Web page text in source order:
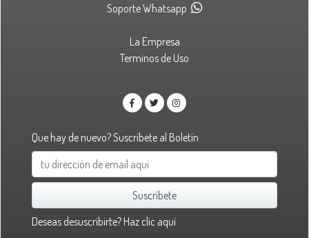
Soporte Whatsapp
La Empresa
Terminos de Uso
Que hay de nuevo? Suscríbete al Boletín
Suscríbete
Deseas desuscribirte? Haz clic aquí